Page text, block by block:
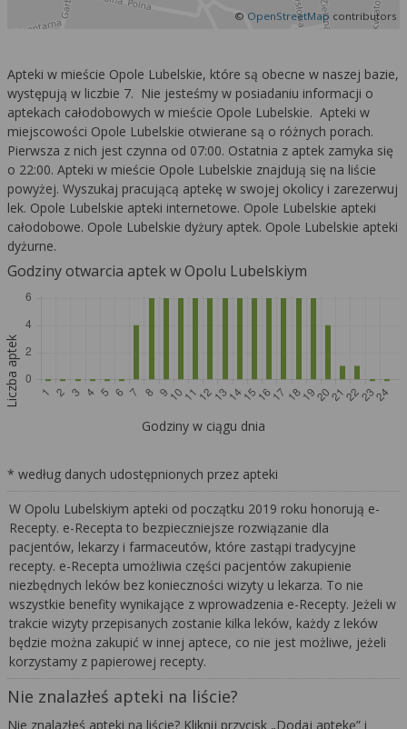
© OpenStreetMap contributors
Apteki w mieście Opole Lubelskie, które są obecne w naszej bazie,
występują w liczbie 7. Nie jesteśmy w posiadaniu informacji o
aptekach całodobowych w mieście Opole Lubelskie. Apteki w
miejscowości Opole Lubelskie otwierane są o różnych porach.
Pierwsza z nich jest czynna od 07:00. Ostatnia z aptek zamyka się
o 22:00. Apteki w mieście Opole Lubelskie znajdują się na liście
powyżej. Wyszukaj pracującą aptekę w swojej okolicy i zarezerwuj
lek. Opole Lubelskie apteki internetowe. Opole Lubelskie apteki
całodobowe. Opole Lubelskie dyżury aptek. Opole Lubelskie apteki
dyżurne.
Godziny otwarcia aptek w Opolu Lubelskiym
Liczba aptek
Godziny w ciągu dnia
* według danych udostępnionych przez apteki
W Opolu Lubelskiym apteki od początku 2019 roku honorują e-
Recepty. e-Recepta to bezpieczniejsze rozwiązanie dla
pacjentów, lekarzy i farmaceutów, które zastąpi tradycyjne
recepty. e-Recepta umożliwia części pacjentów zakupienie
niezbędnych leków bez konieczności wizyty u lekarza. To nie
wszystkie benefity wynikające z wprowadzenia e-Recepty. Jeżeli w
trakcie wizyty przepisanych zostanie kilka leków, każdy z leków
będzie można zakupić w innej aptece, co nie jest możliwe, jeżeli
korzystamy z papierowej recepty.
Nie znalazłeś apteki na liście?
Nie znalazłeś apteki na liście? Kliknij przycisk „Dodaj aptekę” i